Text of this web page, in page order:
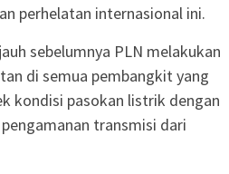
perhelatan internasional ini.
sebelumnya PLN melakukan
di semua pembangkit yang
kondisi pasokan listrik dengan
transmisi dari